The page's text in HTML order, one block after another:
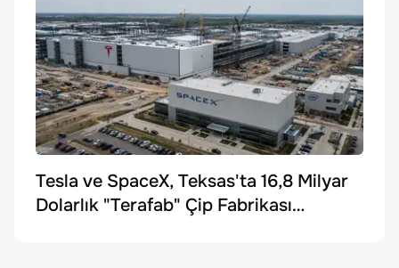
Tesla ve SpaceX, Teksas'ta 16,8 Milyar
Dolarlık "Terafab" Çip Fabrikası